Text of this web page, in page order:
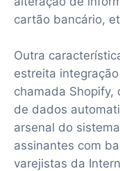
cartão bancário,
Outra
estreita
chamada Shopify,
de dados
arsenal do
assinantes com
varejistas da